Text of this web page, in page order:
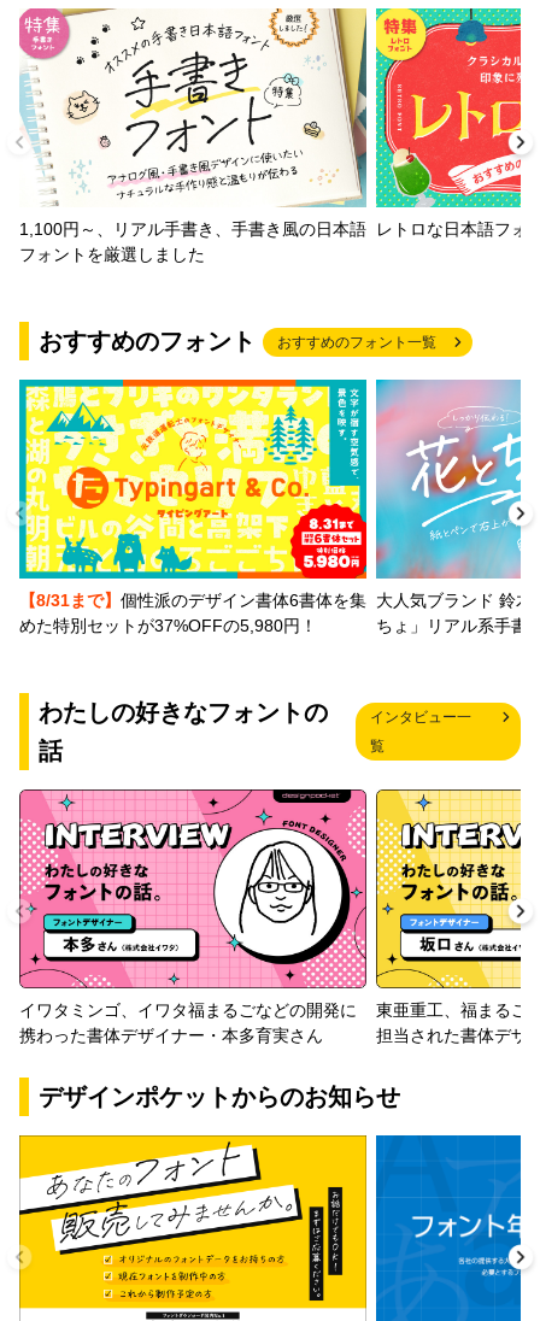
1,100円～、リアル手書き、手書き風の日本語
フォントを厳選しました
レトロな日本語フォ
おすすめのフォント おすすめのフォント一覧
【8/31まで】 個性派のデザイン書体6書体を集
めた特別セットが37%OFFの5,980円！
大人気ブランド 鈴木
ちょ」リアル系手書
わたしの好きなフォントの
話
インタビュー一
覧
イワタミンゴ、イワタ福まるごなどの開発に
携わった書体デザイナー・本多育実さん
東亜重工、福まるご
担当された書体デザ
デザインポケットからのお知らせ